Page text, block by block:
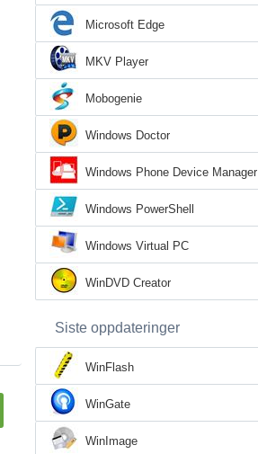
Microsoft Edge
MKV Player
Mobogenie
Windows Doctor
Windows Phone Device Manager
Windows PowerShell
Windows Virtual PC
WinDVD Creator
Siste oppdateringer
WinFlash
WinGate
WinImage